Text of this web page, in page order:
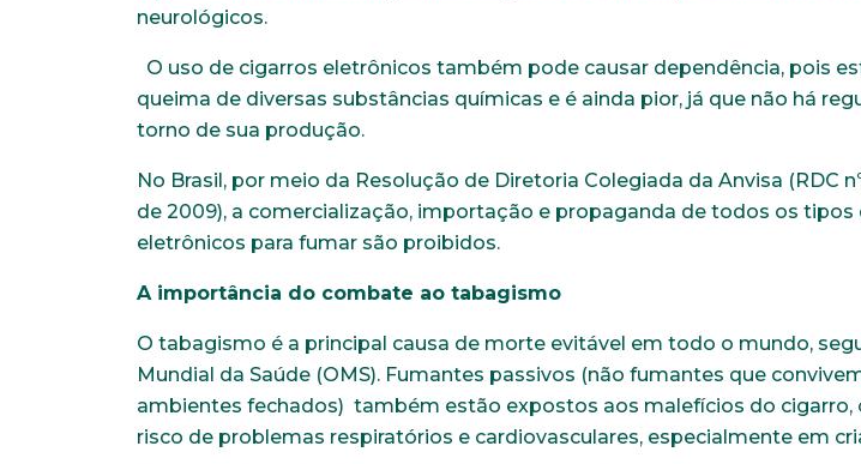
neurológicos.
O uso de cigarros eletrônicos também pode causar dependência, pois
queima de diversas substâncias químicas e é ainda pior, já que não há
torno de sua produção.
No Brasil, por meio da Resolução de Diretoria Colegiada da Anvisa (RDC
de 2009), a comercialização, importação e propaganda de todos os
eletrônicos para fumar são proibidos.
A importância do combate ao tabagismo
O tabagismo é a principal causa de morte evitável em todo o mundo,
Mundial da Saúde (OMS). Fumantes passivos (não fumantes que
ambientes fechados) também estão expostos aos malefícios do cigarro,
risco de problemas respiratórios e cardiovasculares, especialmente em
Trabalhe
Faça parte de uma instituição sólida, ética e comprometida
todos os dados abaixo e